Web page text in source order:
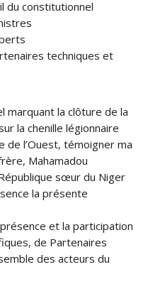
du constitutionnel
techniques et
marquant la clôture de la
la chenille légionnaire
de l’Ouest, témoigner ma
Mahamadou
sœur du Niger
la présente
et la participation
de Partenaires
des acteurs du